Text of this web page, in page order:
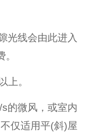
光线会由此进入
。
上。
的微风，或室内
仅适用平(斜)屋